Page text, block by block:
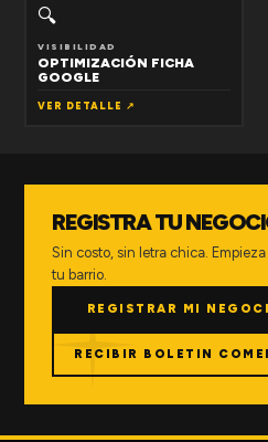
🔍
VISIBILIDAD
OPTIMIZACIÓN FICHA
GOOGLE
VER DETALLE ↗
REGISTRA TU
Sin costo, sin letra chica.
tu barrio.
REGISTRAR MI
RECIBIR BOLETIN